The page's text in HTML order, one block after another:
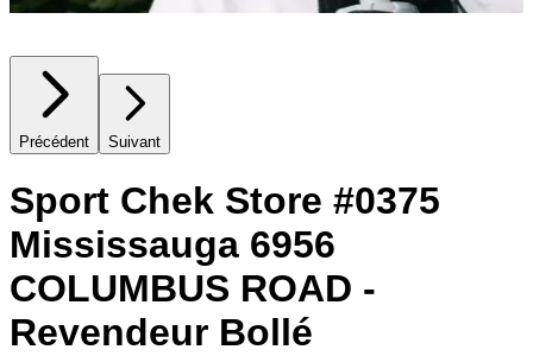
Précédent Suivant
Sport Chek Store #0375
Mississauga 6956
COLUMBUS ROAD -
Revendeur Bollé